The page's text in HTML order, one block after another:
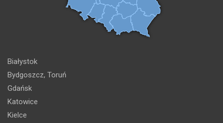
Białystok
Bydgoszcz, Toruń
Gdańsk
Katowice
Kielce